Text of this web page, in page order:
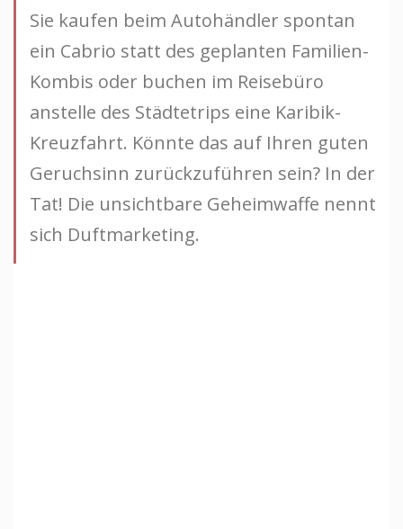
Sie kaufen beim Autohändler spontan
ein Cabrio statt des geplanten Familien-
Kombis oder buchen im Reisebüro
anstelle des Städtetrips eine Karibik-
Kreuzfahrt. Könnte das auf Ihren guten
Geruchsinn zurückzuführen sein? In der
Tat! Die unsichtbare Geheimwaffe nennt
sich Duftmarketing.